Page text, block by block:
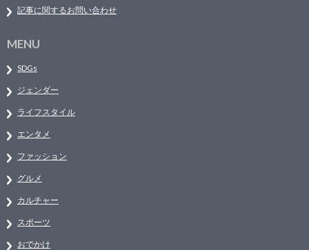
記事に関するお問い合わせ
MENU
SDGs
ジェンダー
ライフスタイル
エンタメ
ファッション
グルメ
カルチャー
スポーツ
おでかけ